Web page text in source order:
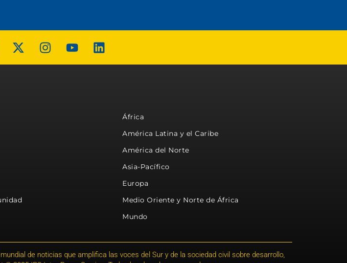
África
América Latina y el Caribe
América del Norte
Asia-Pacífico
Europa
Medio Oriente y Norte de África
Mundo
de noticias que amplifica las voces del Sur y de la sociedad civil sobre desarrollo,